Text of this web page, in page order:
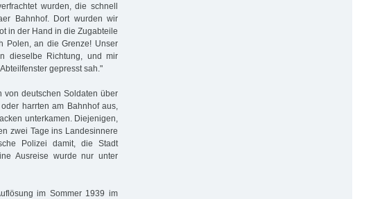
wurden, die schnell
Bahnhof. Dort wurden wir
in der Hand in die Zugabteile
Polen, an die Grenze! Unser
dieselbe Richtung, und mir
gepresst sah."
von deutschen Soldaten über
harrten am Bahnhof aus,
unterkamen. Diejenigen,
zwei Tage ins Landesinnere
Polizei damit, die Stadt
Ausreise wurde nur unter
im Sommer 1939 im